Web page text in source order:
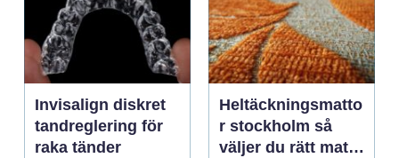
Invisalign diskret
tandreglering för
raka tänder
Heltäckningsmatto
r stockholm så
väljer du rätt matta